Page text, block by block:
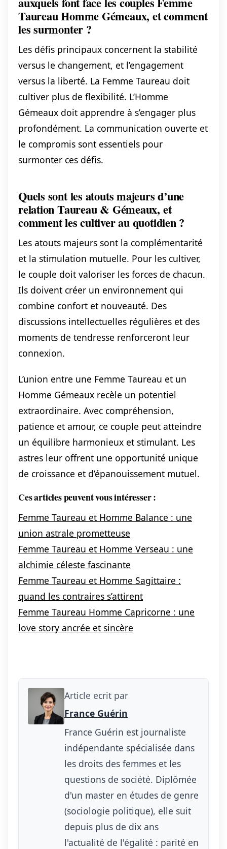
Taureau Homme Gémeaux, et comment
les surmonter ?
Les défis principaux concernent la stabilité
versus le changement, et l’engagement
versus la liberté. La Femme Taureau doit
cultiver plus de flexibilité. L’Homme
Gémeaux doit apprendre à s’engager plus
profondément. La communication ouverte et
le compromis sont essentiels pour
surmonter ces défis.
Quels sont les atouts majeurs d’une
relation Taureau & Gémeaux, et
comment les cultiver au quotidien ?
Les atouts majeurs sont la complémentarité
et la stimulation mutuelle. Pour les cultiver,
le couple doit valoriser les forces de chacun.
Ils doivent créer un environnement qui
combine confort et nouveauté. Des
discussions intellectuelles régulières et des
moments de tendresse renforceront leur
connexion.
L’union entre une Femme Taureau et un
Homme Gémeaux recèle un potentiel
extraordinaire. Avec compréhension,
patience et amour, ce couple peut atteindre
un équilibre harmonieux et stimulant. Les
astres leur offrent une opportunité unique
de croissance et d’épanouissement mutuel.
Ces articles peuvent vous intéresser :
Femme Taureau et Homme Balance : une
union astrale prometteuse
Femme Taureau et Homme Verseau : une
alchimie céleste fascinante
Femme Taureau et Homme Sagittaire :
quand les contraires s’attirent
Femme Taureau Homme Capricorne : une
love story ancrée et sincère
Article ecrit par
France Guérin
France Guérin est journaliste
indépendante spécialisée dans
les droits des femmes et les
questions de société. Diplômée
d'un master en études de genre
(sociologie politique), elle suit
depuis plus de dix ans
l'actualité de l'égalité : parité en